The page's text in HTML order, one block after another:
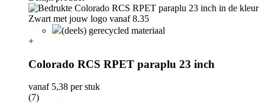
(deels) gerecycled materiaal
+
Colorado RCS RPET paraplu 23 inch
vanaf 5,38 per stuk
(7)